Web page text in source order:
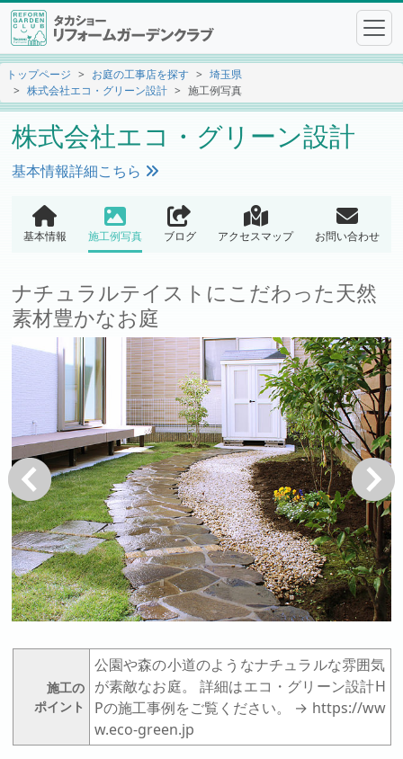
トップページ お庭の工事店を探す
埼玉県
株式会社エコ・グリーン設計
施工例写真
株式会社エコ・グリーン設計
基本情報詳細こちら
基本情報 施工例写真 ブログ アクセスマップ お問い合わせ
ナチュラルテイストにこだわった天然
素材豊かなお庭
戻る 次へ
施工の
ポイント
公園や森の小道のようなナチュラルな雰囲気
が素敵なお庭。 詳細はエコ・グリーン設計H
Pの施工事例をご覧ください。 → https://ww
w.eco-green.jp